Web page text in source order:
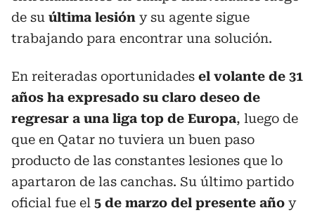
de su última lesión y su agente sigue
trabajando para encontrar una solución.
En reiteradas oportunidades el volante de 31
años ha expresado su claro deseo de
regresar a una liga top de Europa, luego de
que en Qatar no tuviera un buen paso
producto de las constantes lesiones que lo
apartaron de las canchas. Su último partido
oficial fue el 5 de marzo del presente año y